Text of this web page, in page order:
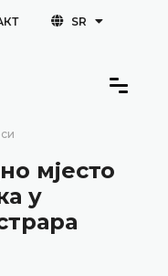
SR
мјесто
у